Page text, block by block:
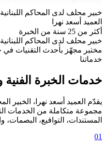
خبير محلف لدى المحاكم اللبنانية
العميد أسعد نهرا
أكثر من 25 سنة من الخبرة
خبير محلف لدى المحاكم اللبنانية
مختبر مجهّز بأحدث التقنيات في
خدماتنا
خدمات الخبرة الفنية
يقدّم العميد أسعد نهرا، الخبير
مجموعة متكاملة من الخدمات
المستندات، التواقيع، البصمات،
01